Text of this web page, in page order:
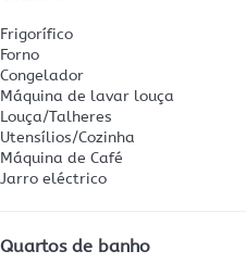
Frigorífico
Forno
Congelador
Máquina de lavar louça
Louça/Talheres
Utensílios/Cozinha
Máquina de Café
Jarro eléctrico
Quartos de banho